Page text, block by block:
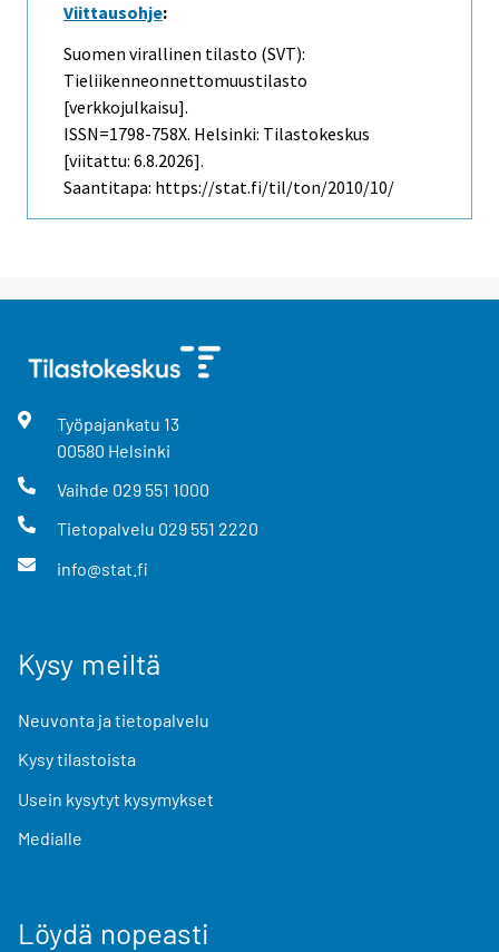
Viittausohje:
Suomen virallinen tilasto (SVT):
Tieliikenneonnettomuustilasto
[verkkojulkaisu].
ISSN=1798-758X. Helsinki: Tilastokeskus
[viitattu: 6.8.2026].
Saantitapa: https://stat.fi/til/ton/2010/10/
Työpajankatu 13
00580 Helsinki
Vaihde 029 551 1000
Tietopalvelu 029 551 2220
info@stat.fi
Kysy meiltä
Neuvonta ja tietopalvelu
Kysy tilastoista
Usein kysytyt kysymykset
Medialle
Löydä nopeasti